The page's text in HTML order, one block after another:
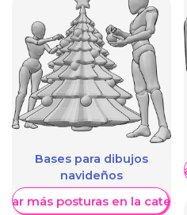
Bases para dibujos
navideños
más posturas en la